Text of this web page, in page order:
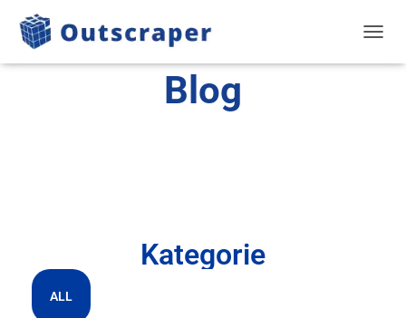
Blog
Kategorie
ALL